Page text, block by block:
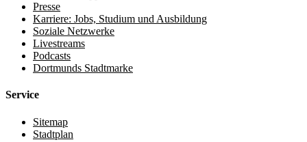
Presse
Karriere: Jobs, Studium und Ausbildung
Soziale Netzwerke
Livestreams
Podcasts
Dortmunds Stadtmarke
Service
Sitemap
Stadtplan